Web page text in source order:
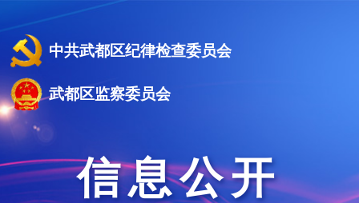
中共武都区纪律检查委员会
武都区监察委员会
信息公开